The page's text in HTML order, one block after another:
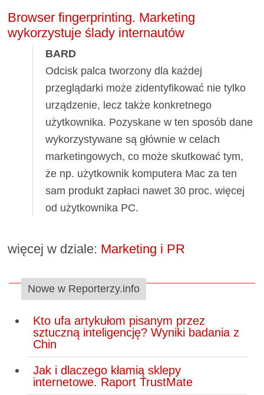
Browser fingerprinting. Marketing
wykorzystuje ślady internautów
BARD
Odcisk palca tworzony dla każdej
przeglądarki może zidentyfikować nie tylko
urządzenie, lecz także konkretnego
użytkownika. Pozyskane w ten sposób dane
wykorzystywane są głównie w celach
marketingowych, co może skutkować tym,
że np. użytkownik komputera Mac za ten
sam produkt zapłaci nawet 30 proc. więcej
od użytkownika PC.
więcej w dziale: Marketing i PR
Nowe w Reporterzy.info
Kto ufa artykułom pisanym przez
sztuczną inteligencję? Wyniki badania z
Chin
Jak i dlaczego kłamią sklepy
internetowe. Raport TrustMate